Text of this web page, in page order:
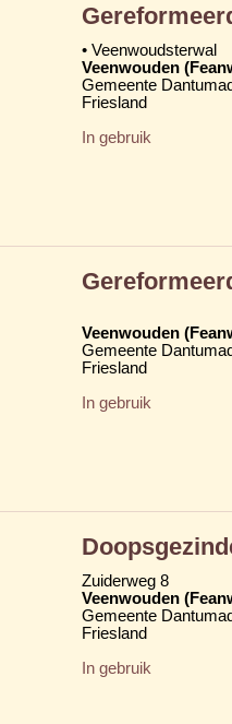
• Veenwoudsterwal
Veenwouden
Gemeente
Friesland
In gebruik
Veenwouden
Gemeente
Friesland
In gebruik
Zuiderweg 8
Veenwouden
Gemeente
Friesland
In gebruik